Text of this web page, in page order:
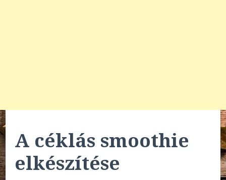
A céklás smoothie
elkészítése